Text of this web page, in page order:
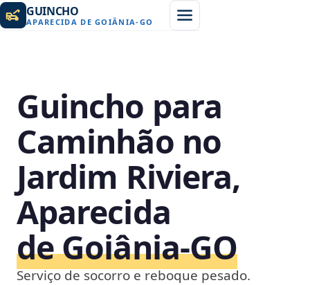
GUINCHO
APARECIDA DE GOIÂNIA-GO
Guincho para
Caminhão no
Jardim Riviera,
Aparecida
de Goiânia‑GO
Serviço de socorro e reboque pesado.